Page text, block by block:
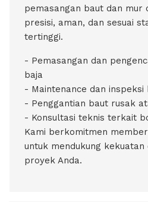
pemasangan baut dan mur
presisi, aman, dan sesuai
tertinggi.
- Pemasangan dan
baja
- Maintenance dan inspeksi
- Penggantian baut rusak
- Konsultasi teknis terkait
​​​​​​​Kami berkomitmen
untuk mendukung kekuatan
proyek Anda.